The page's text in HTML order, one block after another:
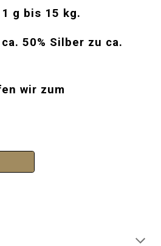
g bis 15 kg.
50% Silber zu ca.
wir zum